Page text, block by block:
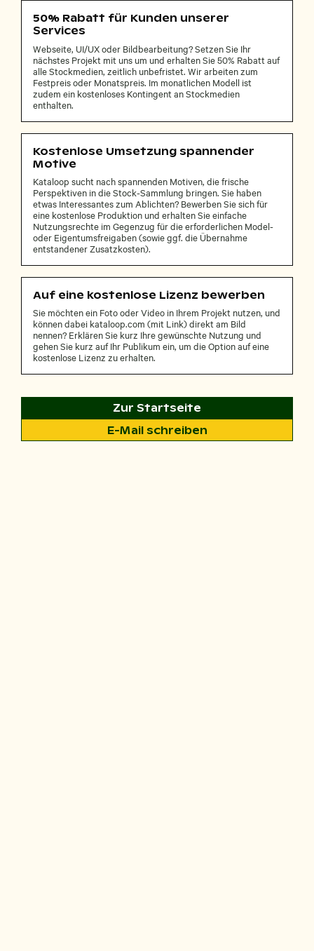
50% Rabatt für Kunden unserer
Services
Webseite, UI/UX oder Bildbearbeitung? Setzen Sie Ihr
nächstes Projekt mit uns um und erhalten Sie 50% Rabatt auf
alle Stockmedien, zeitlich unbefristet. Wir arbeiten zum
Festpreis oder Monatspreis. Im monatlichen Modell ist
zudem ein kostenloses Kontingent an Stockmedien
enthalten.
Kostenlose Umsetzung spannender
Motive
Kataloop sucht nach spannenden Motiven, die frische
Perspektiven in die Stock-Sammlung bringen. Sie haben
etwas Interessantes zum Ablichten? Bewerben Sie sich für
eine kostenlose Produktion und erhalten Sie einfache
Nutzungsrechte im Gegenzug für die erforderlichen Model-
oder Eigentumsfreigaben (sowie ggf. die Übernahme
entstandener Zusatzkosten).
Auf eine kostenlose Lizenz bewerben
Sie möchten ein Foto oder Video in Ihrem Projekt nutzen, und
können dabei kataloop.com (mit Link) direkt am Bild
nennen? Erklären Sie kurz Ihre gewünschte Nutzung und
gehen Sie kurz auf Ihr Publikum ein, um die Option auf eine
kostenlose Lizenz zu erhalten.
Zur Startseite
E-Mail schreiben